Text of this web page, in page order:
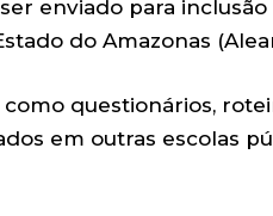
enviado para
do Amazonas
questionários,
em outras escolas